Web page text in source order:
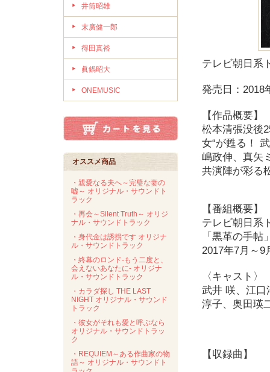
井筒昭雄
末廣健一郎
得田真裕
眞鍋昭大
ONEMUSIC
オススメ商品
・親愛なる夫へ～完璧な妻の
嘘～ オリジナル・サウンドト
ラック
・再会～Silent Truth～ オリジ
ナル・サウンドトラック
・身代金は誘拐です オリジナ
ル・サウンドトラック
・終幕のロンド-もう二度と、
会えないあなたに- オリジナ
ル・サウンドトラック
・カラダ探し THE LAST
NIGHT オリジナル・サウンド
トラック
・彼女がそれも愛と呼ぶなら
オリジナル・サウンドトラッ
ク
・REQUIEM～ある作曲家の物
語～ オリジナル・サウンドト
テレビ朝日系
発売日：2018
【作品概要】
松本清張没後
女“が甦る！
嶋政伸、真矢
共演陣が彩る
【番組概要】
テレビ朝日系
「黒革の手帖
2017年7月～9
〈キャスト〉
武井 咲、江口
淳子、奥田瑛
【収録曲】